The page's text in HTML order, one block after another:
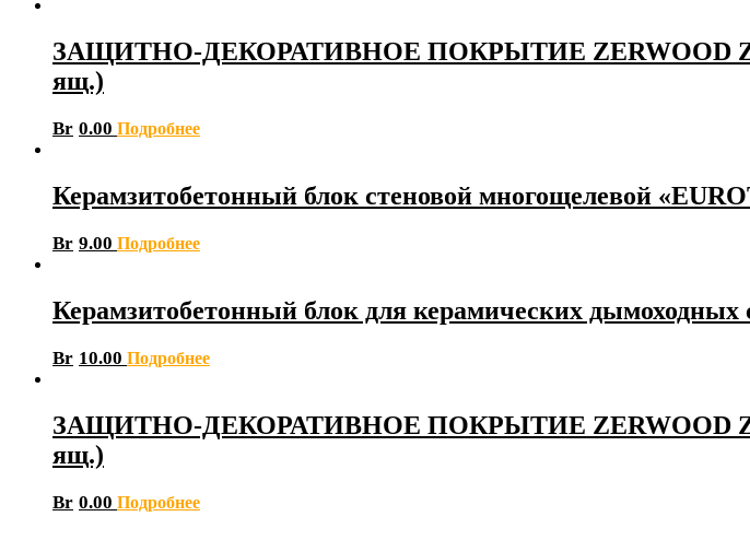
ЗАЩИТНО-ДЕКОРАТИВНОЕ ПОКРЫТИЕ ZERWOOD ZDP
ящ.)
Br 0.00 Подробнее
Керамзитобетонный блок стеновой многощелевой
Br 9.00 Подробнее
Керамзитобетонный блок для керамических дымоходных
Br 10.00 Подробнее
ЗАЩИТНО-ДЕКОРАТИВНОЕ ПОКРЫТИЕ ZERWOOD ZDP
ящ.)
Br 0.00 Подробнее